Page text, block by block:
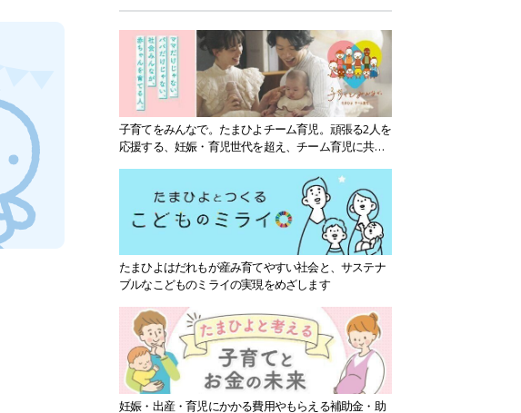
子育てをみんなで。たまひよチーム育児。頑張る2人を
応援する、妊娠・育児世代を超え、チーム育児に共感
たまひよはだれもが産み育てやすい社会と、サステナ
ブルなこどものミライの実現をめざします
妊娠・出産・育児にかかる費用やもらえる補助金・助